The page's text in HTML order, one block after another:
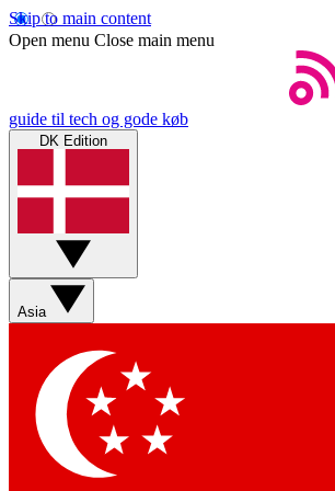
Skip to main content
Open menu Close main menu
guide til tech og gode køb
DK Edition
Asia